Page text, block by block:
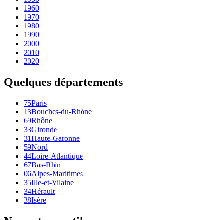
1960
1970
1980
1990
2000
2010
2020
Quelques départements
75Paris
13Bouches-du-Rhône
69Rhône
33Gironde
31Haute-Garonne
59Nord
44Loire-Atlantique
67Bas-Rhin
06Alpes-Maritimes
35Ille-et-Vilaine
34Hérault
38Isère